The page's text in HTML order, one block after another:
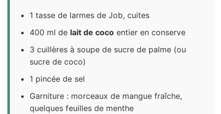
1 tasse de larmes de Job, cuites
400 ml de lait de coco entier en conserve
3 cuillères à soupe de sucre de palme (ou
sucre de coco)
1 pincée de sel
Garniture : morceaux de mangue fraîche,
quelques feuilles de menthe